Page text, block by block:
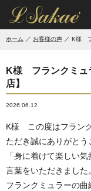
'
ホーム お客様の声 K様 フ
K様 フランクミュ
店】
2026.06.12
K様 この度はフラン
ただき誠にありがとう
「身に着けて楽しい
言葉をいただきました。
フランクミュラーの